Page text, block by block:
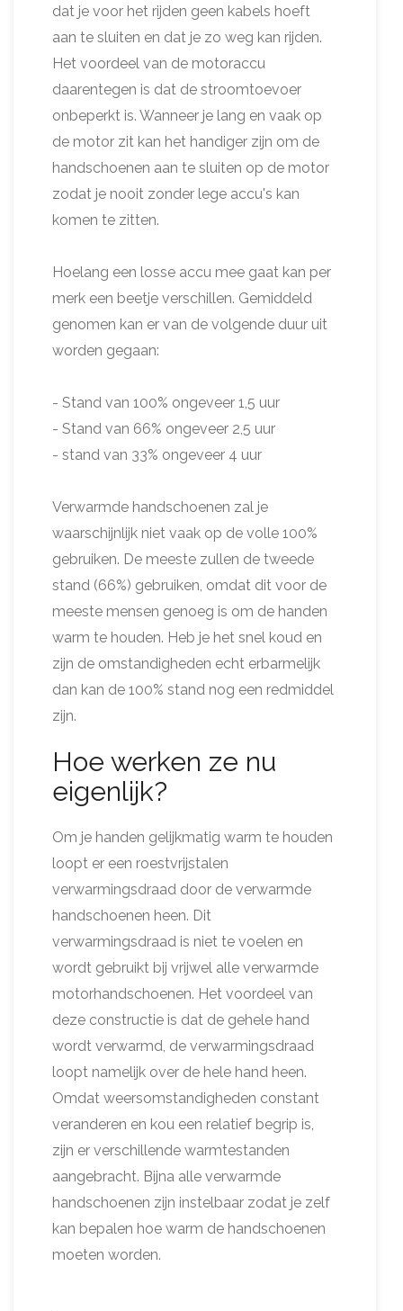
dat je voor het rijden geen kabels hoeft
aan te sluiten en dat je zo weg kan rijden.
Het voordeel van de motoraccu
daarentegen is dat de stroomtoevoer
onbeperkt is. Wanneer je lang en vaak op
de motor zit kan het handiger zijn om de
handschoenen aan te sluiten op de motor
zodat je nooit zonder lege accu's kan
komen te zitten.
Hoelang een losse accu mee gaat kan per
merk een beetje verschillen. Gemiddeld
genomen kan er van de volgende duur uit
worden gegaan:
- Stand van 100% ongeveer 1,5 uur
- Stand van 66% ongeveer 2,5 uur
- stand van 33% ongeveer 4 uur
Verwarmde handschoenen zal je
waarschijnlijk niet vaak op de volle 100%
gebruiken. De meeste zullen de tweede
stand (66%) gebruiken, omdat dit voor de
meeste mensen genoeg is om de handen
warm te houden. Heb je het snel koud en
zijn de omstandigheden echt erbarmelijk
dan kan de 100% stand nog een redmiddel
zijn.
Hoe werken ze nu
eigenlijk?
Om je handen gelijkmatig warm te houden
loopt er een roestvrijstalen
verwarmingsdraad door de verwarmde
handschoenen heen. Dit
verwarmingsdraad is niet te voelen en
wordt gebruikt bij vrijwel alle verwarmde
motorhandschoenen. Het voordeel van
deze constructie is dat de gehele hand
wordt verwarmd, de verwarmingsdraad
loopt namelijk over de hele hand heen.
Omdat weersomstandigheden constant
veranderen en kou een relatief begrip is,
zijn er verschillende warmtestanden
aangebracht. Bijna alle verwarmde
handschoenen zijn instelbaar zodat je zelf
kan bepalen hoe warm de handschoenen
moeten worden.